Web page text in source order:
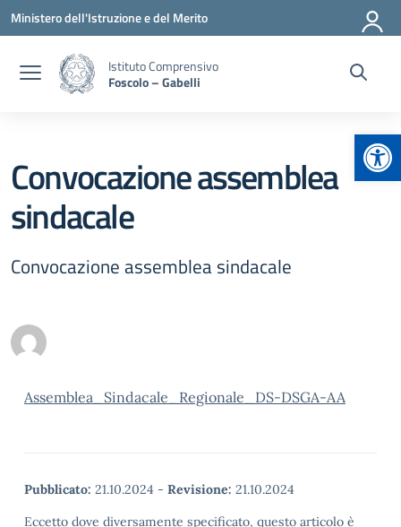
Vai ai contenuti
Vai al menu di navigazione
Vai al footer
Ministero dell'Istruzione e del Merito
Istituto Comprensivo
Foscolo – Gabelli
Convocazione assemblea
sindacale
Convocazione assemblea sindacale
Assemblea_Sindacale_Regionale_DS-DSGA-AA
Pubblicato: 21.10.2024 - Revisione: 21.10.2024
Eccetto dove diversamente specificato, questo articolo è